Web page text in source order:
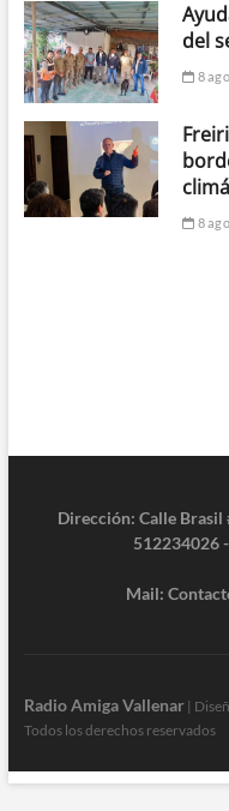
del
8
8
Dirección: Calle Brasil
512234026
Mail:
Radio Amiga Vallenar|
Todos los derechos reservados